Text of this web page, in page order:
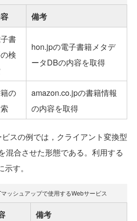
備考
書
検
hon.jpの電子書籍メタデ
ータDBの内容を取得
の
amazon.co.jpの書籍情報
の内容を取得
スの例では，クライアント変換型
混合させた形態である。利用する
示す。
マッシュアップで使用するWebサービス
備考